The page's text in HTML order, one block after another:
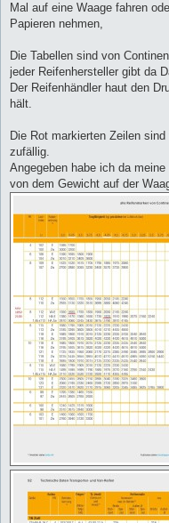
Mal auf eine Waage fahren
Papieren nehmen,
Die Tabellen sind von
jeder Reifenhersteller gibt da
Der Reifenhändler haut den
hält.
Die Rot markierten Zeilen
zufällig.
Angegeben habe ich da
von dem Gewicht auf der